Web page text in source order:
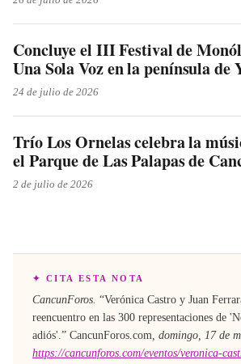
Concluye el III Festival de
Una Sola Voz en la península de
24 de julio de 2026
Trío Los Ornelas celebra la
el Parque de Las Palapas de
2 de julio de 2026
✦ CITA ESTA NOTA
CancunForos. “Verónica Castro y Juan
reencuentro en las 300 representaciones de
adiós'.” CancunForos.com, domingo, 17 de
https://cancunforos.com/eventos/veronica-